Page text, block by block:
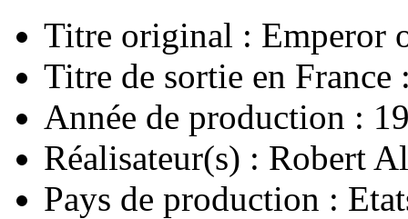
Titre original : Emperor
Titre de sortie en
Année de production :
Réalisateur(s) : Robert
Pays de production :